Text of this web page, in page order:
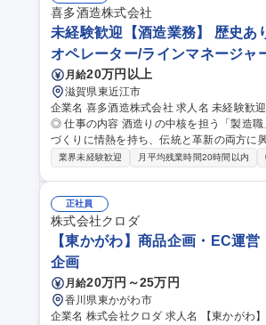
庫/R&D担当（機械/金属材料系）】世界中で
喜多酒造株式会社
未経験歓迎【酒造業務】 歴史あ
オペレーター/ラインマネージャ
月給20万円以上
滋賀県東近江市
企業名 喜多酒造株式会社 求人名 未経験歓迎【酒造業務】◆歴史あり老舗酒造メーカー/200年の伝統を未来へ紡ぐ
◎ 仕事の内容 酒造りの中核を担う「製造職」をお任せします。。未経験からでも丁寧に指導いたしますので、酒
づくりに情熱を持ち、伝統と革新の両方に興味をお持ちの
酒の瓶詰め ・荷造り、出荷 ・配達、納品
業界未経験歓迎 月平均残業時間20時間以内
正社員
株式会社クロダ
【東かがわ】商品企画・EC運
企画
月給20万円～25万円
香川県東かがわ市
企業名 株式会社クロダ 求人名 【東かがわ】商品企画・EC運営・広報/未経験歓迎/年休125日/残業月5時間程度 仕